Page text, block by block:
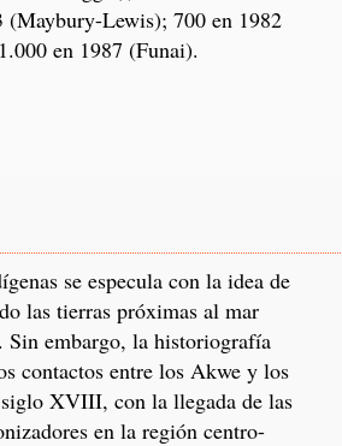
Lewis); 700 en 1982
en 1987 (Funai).
se especula con la idea de
las tierras próximas al mar
Sin embargo, la historiografía
contactos entre los Akwe y los
XVIII, con la llegada de las
en la región centro-